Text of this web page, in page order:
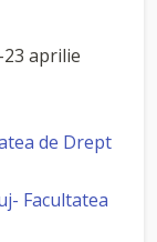
aprilie
de Drept
Facultatea